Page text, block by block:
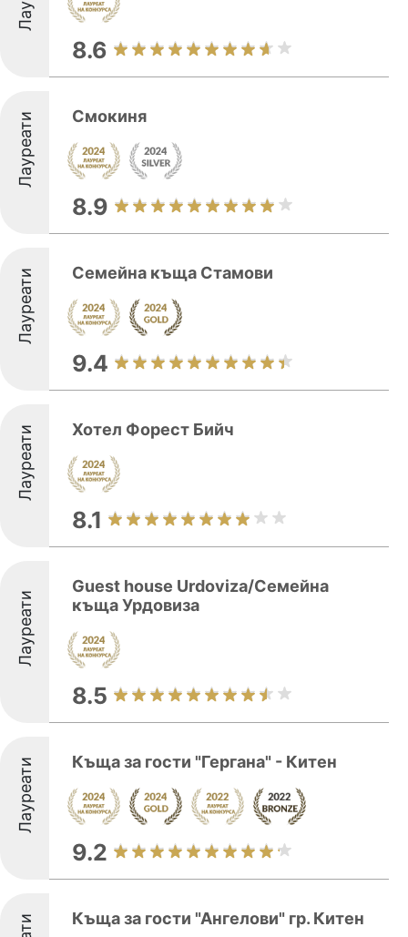
8.6
Лауреати Смокиня
8.9
Лауреати Семейна къща Стамови
9.4
Лауреати Хотел Форест Бийч
8.1
Лауреати
Guest house Urdoviza/Семейна
къща Урдовиза
8.5
Лауреати Къща за гости "Гергана" - Китен
9.2
Къща за гости "Ангелови" гр. Китен